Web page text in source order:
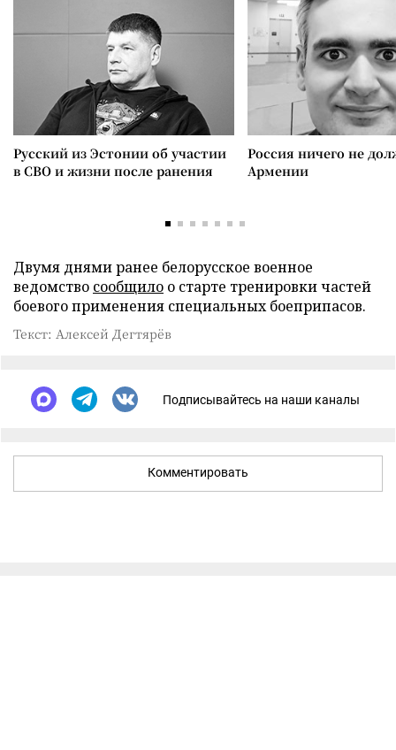
Русский из Эстонии об участии
в СВО и жизни после ранения
Россия ничего не
Армении
Двумя днями ранее белорусское военное
ведомство сообщило о старте тренировки частей
боевого применения специальных боеприпасов.
Текст: Алексей Дегтярёв
Подписывайтесь на наши каналы
Комментировать